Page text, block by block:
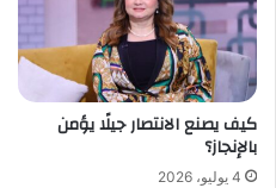
كيف يصنع الانتصار جيلًا يؤمن
بالإنجاز؟
4 يوليو، 2026